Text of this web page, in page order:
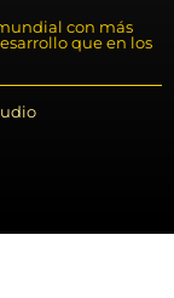
con más
que en los